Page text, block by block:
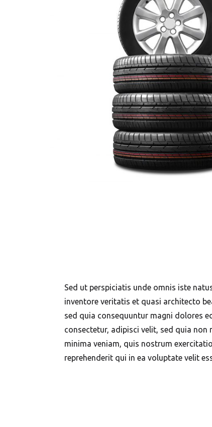
Sed ut perspiciatis unde omnis iste
inventore veritatis et quasi architecto
sed quia consequuntur magni dolores
consectetur, adipisci velit, sed quia
minima veniam, quis nostrum
reprehenderit qui in ea voluptate velit